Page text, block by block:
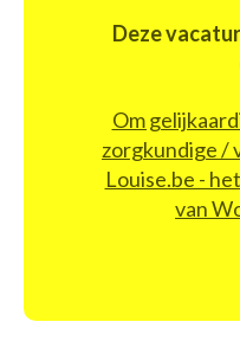
Deze
Om
zorgkundige /
Louise.be -
van